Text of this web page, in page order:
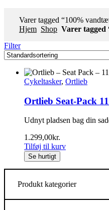
Varer tagged “100%
Hjem Shop Varer
Filter
Cykeltasker, Ortlieb
Ortlieb Seat-Pack
Udnyt pladsen bag din
1.299,00kr.
Tilføj til kurv
Se hurtigt
Produkt kategorier